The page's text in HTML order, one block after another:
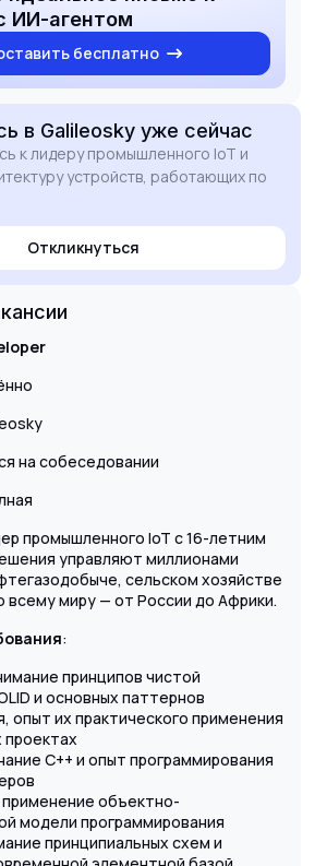
ИИ-агентом
бесплатно
в Galileosky уже сейчас
к лидеру промышленного IoT и
устройств, работающих по
Откликнуться
на собеседовании
промышленного IoT с 16-летним
управляют миллионами
сельском хозяйстве
всему миру — от России до Африки.
:
принципов чистой
и основных паттернов
опыт их практического применения
проектах
C++ и опыт программирования
объектно-
модели программирования
принципиальных схем и